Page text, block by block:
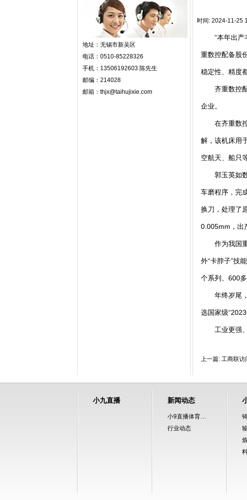
地址： 无锡市新吴区
电话： 0510-85228326
手机： 13506192603 陈先生
邮编： 214028
邮箱： thjx@taihujixie.com
时间: 2024-11-25
“本年出产丰
重数控配备股
稳定性、精度
齐重数控配
企业。
在齐重数控
解，该机床用
空航天、船只
郭玉英如数
车磨程序，完
换刀，处理了
0.005mm，出
作为我国重
外“卡脖子”技
个系列、600
年终岁尾，
选国家级
工业更强、
上一篇:工商联访
小九直播 新闻动态
行业动态